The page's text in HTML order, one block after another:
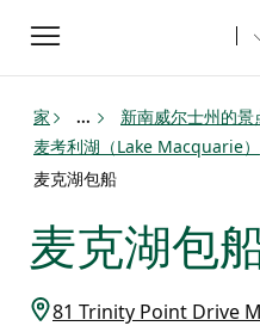
Toggle
navigation
家 ... 新南威尔士州的景
麦考利湖（Lake Macquarie）
麦克湖包船
麦克湖包
81 Trinity Point Drive